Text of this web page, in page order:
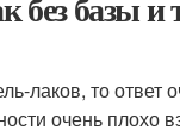
лаков, то ответ
очень плохо